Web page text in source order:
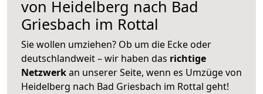
von Heidelberg nach Bad
Griesbach im Rottal
Sie wollen umziehen? Ob um die Ecke oder
deutschlandweit – wir haben das richtige
Netzwerkan unserer Seite, wenn es Umzüge von
Heidelberg nach Bad Griesbach im Rottal geht!